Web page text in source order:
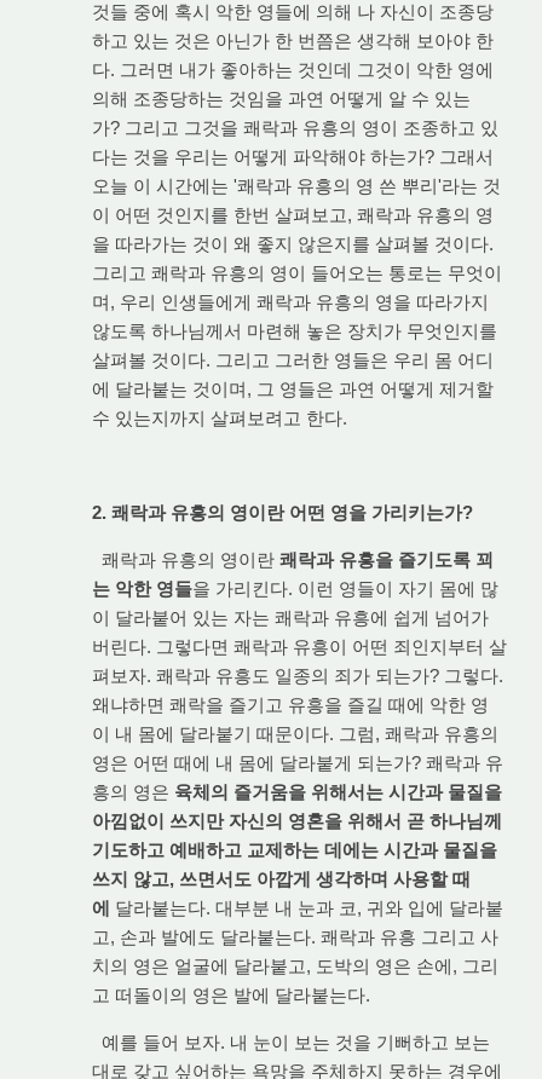
것들 중에 혹시 악한 영들에 의해 나 자신이 조종당
하고 있는 것은 아닌가 한 번쯤은 생각해 보아야 한
다. 그러면 내가 좋아하는 것인데 그것이 악한 영에
의해 조종당하는 것임을 과연 어떻게 알 수 있는
가? 그리고 그것을 쾌락과 유흥의 영이 조종하고 있
다는 것을 우리는 어떻게 파악해야 하는가? 그래서
오늘 이 시간에는 '쾌락과 유흥의 영 쓴 뿌리'라는 것
이 어떤 것인지를 한번 살펴보고, 쾌락과 유흥의 영
을 따라가는 것이 왜 좋지 않은지를 살펴볼 것이다.
그리고 쾌락과 유흥의 영이 들어오는 통로는 무엇이
며, 우리 인생들에게 쾌락과 유흥의 영을 따라가지
않도록 하나님께서 마련해 놓은 장치가 무엇인지를
살펴볼 것이다. 그리고 그러한 영들은 우리 몸 어디
에 달라붙는 것이며, 그 영들은 과연 어떻게 제거할
수 있는지까지 살펴보려고 한다.
2. 쾌락과 유흥의 영이란 어떤 영을 가리키는가?
쾌락과 유흥의 영이란 쾌락과 유흥을 즐기도록 꾀
는 악한 영들을 가리킨다. 이런 영들이 자기 몸에 많
이 달라붙어 있는 자는 쾌락과 유흥에 쉽게 넘어가
버린다. 그렇다면 쾌락과 유흥이 어떤 죄인지부터 살
펴보자. 쾌락과 유흥도 일종의 죄가 되는가? 그렇다.
왜냐하면 쾌락을 즐기고 유흥을 즐길 때에 악한 영
이 내 몸에 달라붙기 때문이다. 그럼, 쾌락과 유흥의
영은 어떤 때에 내 몸에 달라붙게 되는가? 쾌락과 유
흥의 영은 육체의 즐거움을 위해서는 시간과 물질을
아낌없이 쓰지만 자신의 영혼을 위해서 곧 하나님께
기도하고 예배하고 교제하는 데에는 시간과 물질을
쓰지 않고, 쓰면서도 아깝게 생각하며 사용할 때
에 달라붙는다. 대부분 내 눈과 코, 귀와 입에 달라붙
고, 손과 발에도 달라붙는다. 쾌락과 유흥 그리고 사
치의 영은 얼굴에 달라붙고, 도박의 영은 손에, 그리
고 떠돌이의 영은 발에 달라붙는다.
예를 들어 보자. 내 눈이 보는 것을 기뻐하고 보는
대로 갖고 싶어하는 욕망을 주체하지 못하는 경우에